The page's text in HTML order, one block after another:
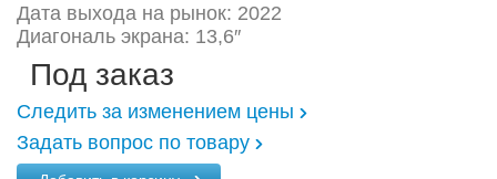
Дата выхода на рынок: 2022
Диагональ экрана: 13,6″
Под заказ
Следить за изменением цены
Задать вопрос по товару